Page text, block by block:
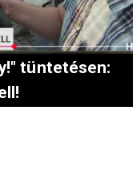
tüntetésen: